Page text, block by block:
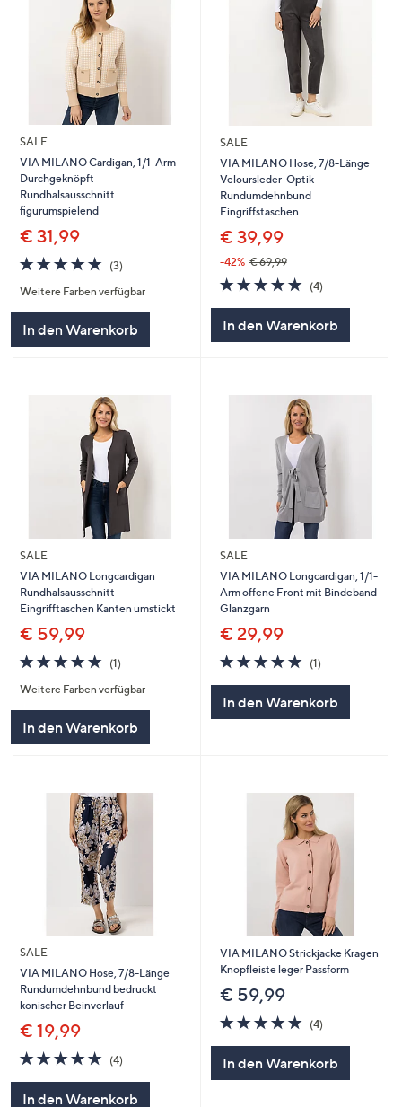
SALE
VIA MILANO Cardigan, 1/1-Arm
Durchgeknöpft
Rundhalsausschnitt
figurumspielend
€ 31,99
5.0
von
5
(3)3
Weitere Farben verfügbar
In den Warenkorb
SALE
VIA MILANO Hose, 7/8-Länge
Veloursleder-Optik
Rundumdehnbund
Eingriffstaschen
€ 39,99
-42% € 69,99
5.0
von
(4)4
In den Warenkorb
SALE
VIA MILANO Longcardigan
Rundhalsausschnitt
Eingrifftaschen Kanten umstickt
€ 59,99
5.0
von
5
(1)
Weitere Farben verfügbar
In den Warenkorb
SALE
VIA MILANO Longcardigan, 1/1-
Arm offene Front mit Bindeband
Glanzgarn
€ 29,99
5.0
von
(1)1
In den Warenkorb
SALE
VIA MILANO Hose, 7/8-Länge
Rundumdehnbund bedruckt
konischer Beinverlauf
€ 19,99
5.0
von
5
(4)
In den Warenkorb
VIA MILANO Strickjacke Kragen
Knopfleiste leger Passform
€ 59,99
5.0
von
5
(4)
In den Warenkorb